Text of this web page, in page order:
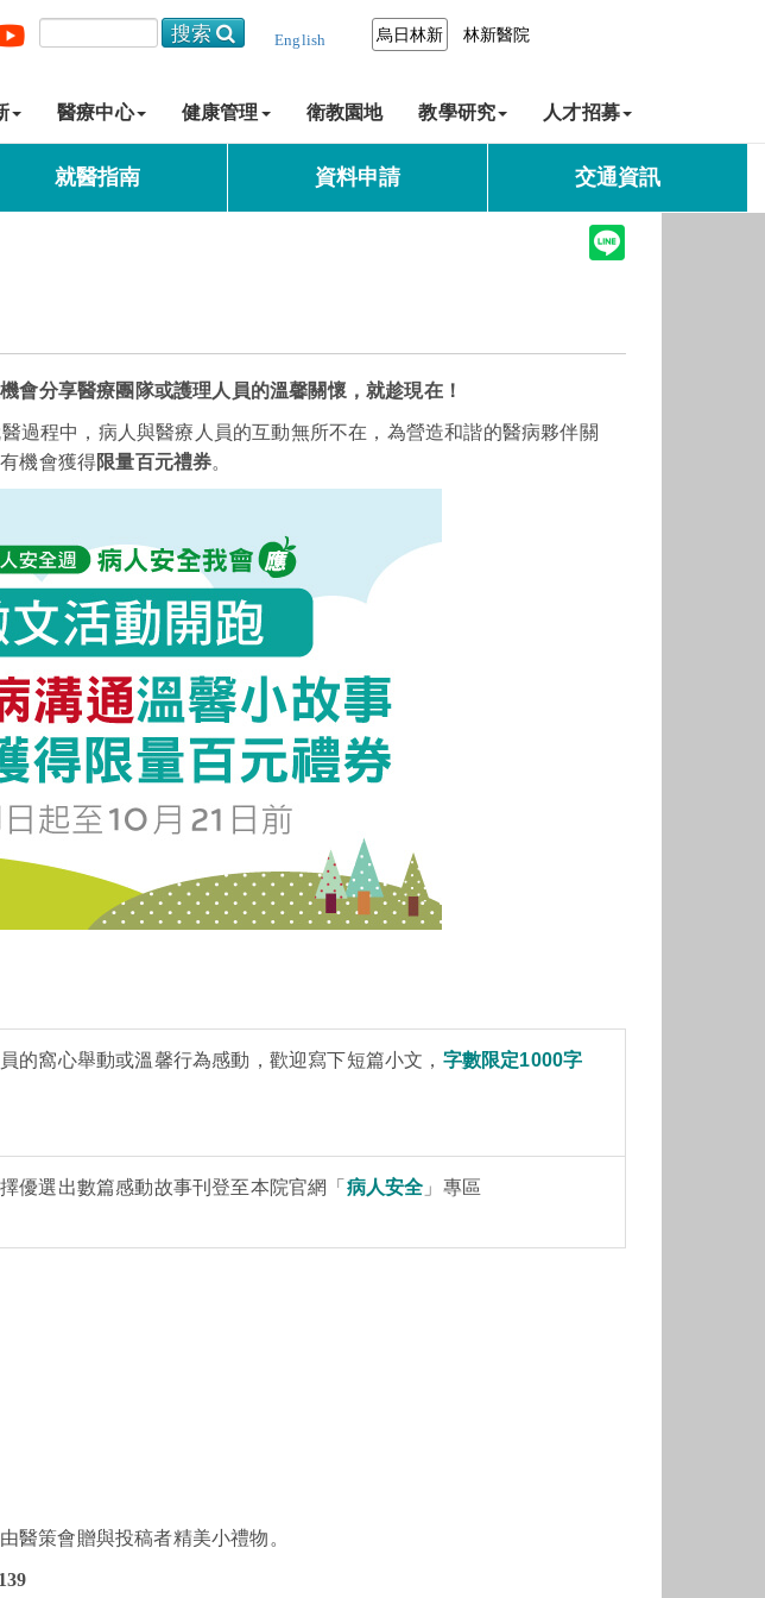
林新醫院
烏日林新
English
醫療中心 健康管理 衛教園地 教學研究 人才招募
就醫指南 資料申請 交通資訊
會分享醫療團隊或護理人員的溫馨關懷，就趁現在！
過程中，病人與醫療人員的互動無所不在，為營造和諧的醫病夥伴關
機會獲得限量百元禮券。
的窩心舉動或溫馨行為感動，歡迎寫下短篇小文， 字數限定1000字
優選出數篇感動故事刊登至本院官網「 病人安全 」專區
醫策會贈與投稿者精美小禮物。